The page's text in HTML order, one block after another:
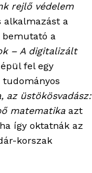
rejlő védelem
alkalmazást a
a
– A digitalizált
fel egy
tudományos
az üstökösvadász:
matematika azt
így oktatnák az
korszak